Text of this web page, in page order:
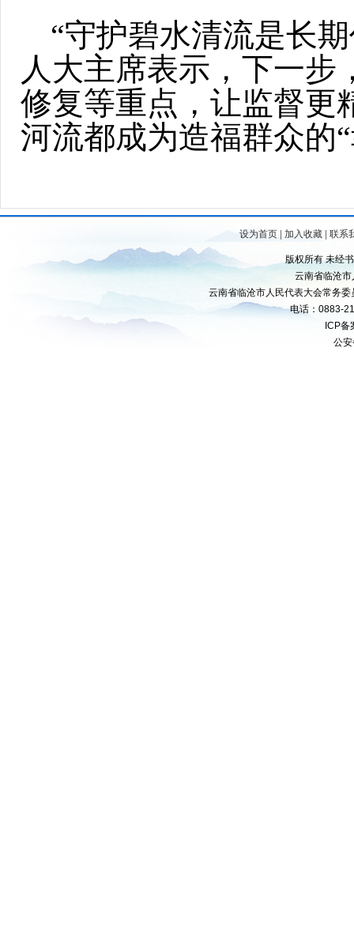
“守护碧水清流是长
人大主席表示，下一步
修复等重点，让监督更
河流都成为造福群众的
设为首页 加入收藏 联系
版权所有 未经
云南省临沧
云南省临沧市人民代表大会常务
电话：0883-
ICP备
公